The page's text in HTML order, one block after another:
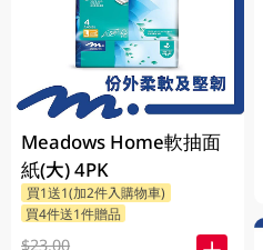
Meadows Home軟抽面
紙(大) 4PK
買1送1(加2件入購物車)
買4件送1件贈品
$23.00